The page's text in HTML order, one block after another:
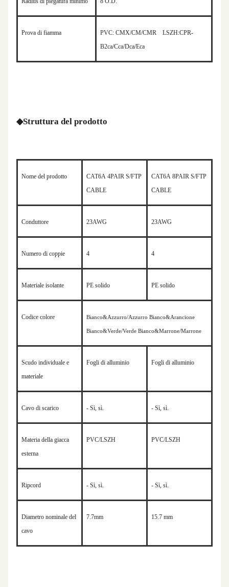
Prova di fiamma PVC: CMX/CM/CMR
LSZH:CPR-
B2ca/Cca/Dca/Eca
◆Struttura del prodotto
Nome del prodotto CAT6A 4PAIR S/FTP
CABLE
CAT6A 8PAIR S/FTP
CABLE
Conduttore 23AWG 23AWG
Numero di coppie 4 4
Materiale isolante PE solido PE solido
Codice colore Bianco&Azzurro/Azzurro Bianco&Arancione
Bianco&Verde/Verde Bianco&Marrone/Marrone
Scudo individuale e
materiale
Fogli di alluminio Fogli di alluminio
Cavo di scarico - Sì, sì. - Sì, sì.
Materia della giacca
esterna
PVC/LSZH PVC/LSZH
Ripcord - Sì, sì. - Sì, sì.
Diametro nominale del
cavo
7.7mm 15.7 mm